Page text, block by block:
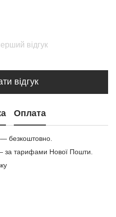
відгук
відгук
Оплата
безкоштовно.
за тарифами Нової Пошти.